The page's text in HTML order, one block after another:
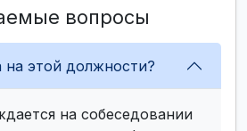
вопросы
на этой должности?
на собеседовании